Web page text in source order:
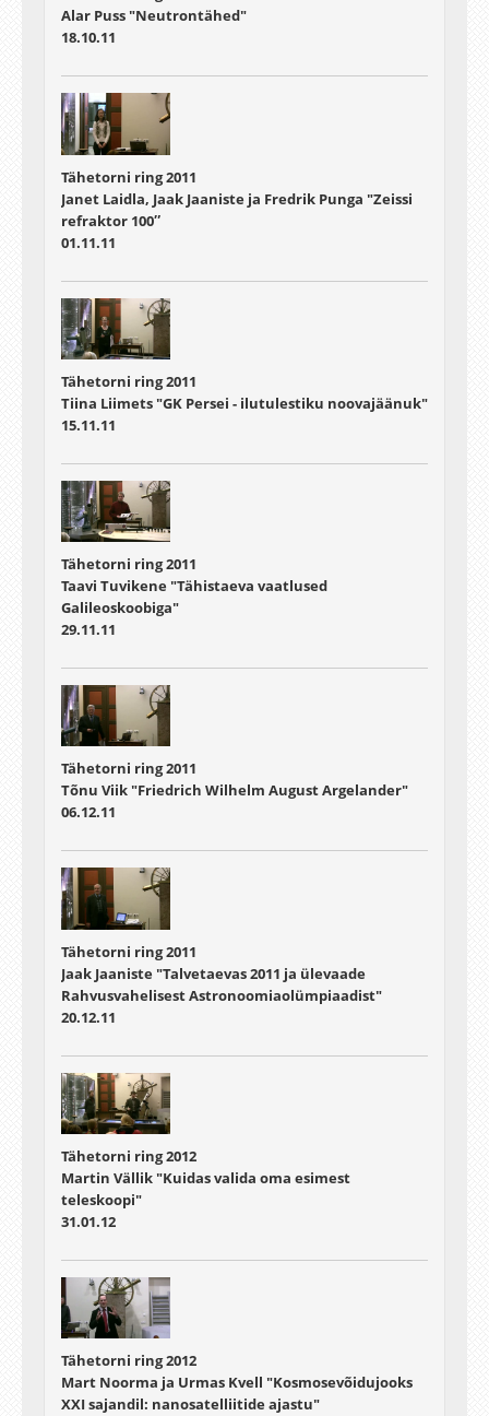
Alar Puss "Neutrontähed"
18.10.11
Tähetorni ring 2011
Janet Laidla, Jaak Jaaniste ja Fredrik Punga "Zeissi
refraktor 100″
01.11.11
Tähetorni ring 2011
Tiina Liimets "GK Persei - ilutulestiku noovajäänuk"
15.11.11
Tähetorni ring 2011
Taavi Tuvikene "Tähistaeva vaatlused
Galileoskoobiga"
29.11.11
Tähetorni ring 2011
Tõnu Viik "Friedrich Wilhelm August Argelander"
06.12.11
Tähetorni ring 2011
Jaak Jaaniste "Talvetaevas 2011 ja ülevaade
Rahvusvahelisest Astronoomiaolümpiaadist"
20.12.11
Tähetorni ring 2012
Martin Vällik "Kuidas valida oma esimest
teleskoopi"
31.01.12
Tähetorni ring 2012
Mart Noorma ja Urmas Kvell "Kosmosevõidujooks
XXI sajandil: nanosatelliitide ajastu"